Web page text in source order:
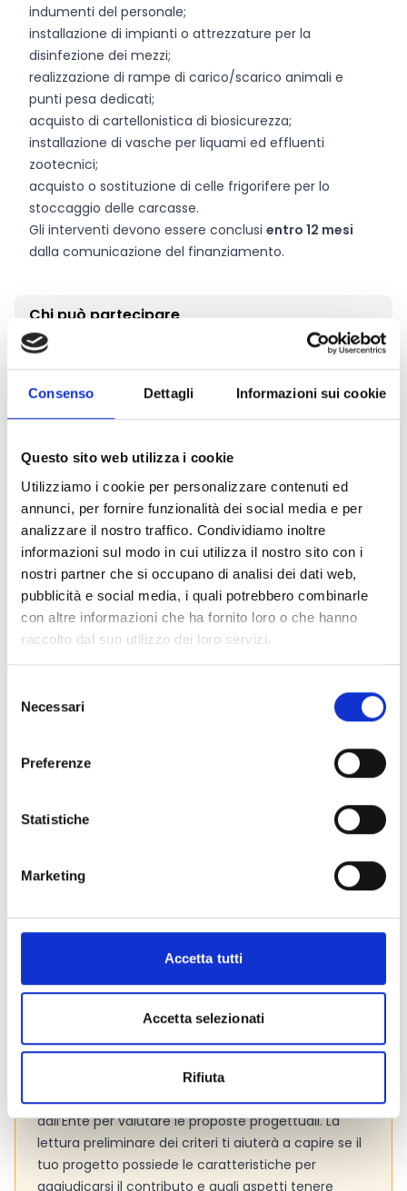
Consenso Dettagli Informazioni sui cookie
Questo sito web utilizza i cookie
Utilizziamo i cookie per personalizzare contenuti ed
annunci, per fornire funzionalità dei social media e per
analizzare il nostro traffico. Condividiamo inoltre
informazioni sul modo in cui utilizza il nostro sito con i
nostri partner che si occupano di analisi dei dati web,
pubblicità e social media, i quali potrebbero combinarle
con altre informazioni che ha fornito loro o che hanno
raccolto dal suo utilizzo dei loro servizi.
delNecessari
Preferenze
Statistiche
Marketing
Accetta tutti
Accetta selezionati
Rifiuta
indumenti del personale;
installazione di impianti o attrezzature per la
disinfezione dei mezzi;
realizzazione di rampe di carico/scarico animali e
punti pesa dedicati;
acquisto di cartellonistica di biosicurezza;
installazione di vasche per liquami ed effluenti
zootecnici;
acquisto o sostituzione di celle frigorifere per lo
stoccaggio delle carcasse.
Gli interventi devono essere conclusi entro 12 mesi
dalla comunicazione del finanziamento.
Chi può partecipare
Il bando è rivolto a
Operatori agricoli singoli e
sonoimprese agricoleiscritte alla Camera di
Commercio Industria Artigianato e Agricoltura che
primario o secondario e/o 01.50.00) con orientamento
produttivo da riproduzione e/o da ingrasso ad
esclusione degli allevamenti registrati in Banca Dati
Nazionale (BDN) familiari;
sono titolari di partita IVA;
Entità del contributo
Contributo minimo:
minimo:5.000 Euro
Bando
Si consiglia di consultare regolarmente il sito web
ufficiale del bando per gli aggiornamenti e le
informazioni addizionali.
Consigli degli esperti
Presta attenzione aicriteri di valutazioneadottati
dall’Ente per valutare le proposte progettuali. La
lettura preliminare dei criteri ti aiuterà a capire se il
tuo progetto possiede le caratteristiche per
aggiudicarsi il contributo e quali aspetti tenere